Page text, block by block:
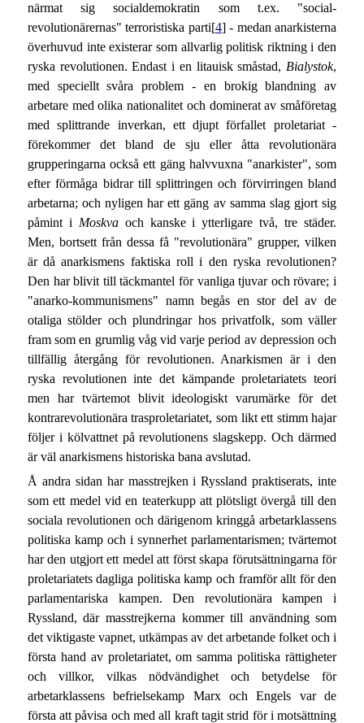
närmat sig socialdemokratin som t.ex. "social-
revolutionärernas" terroristiska parti[4] - medan anarkisterna
överhuvud inte existerar som allvarlig politisk riktning i den
ryska revolutionen. Endast i en litauisk småstad,Bialystok,
med speciellt svåra problem - en brokig blandning av
arbetare med olika nationalitet och dominerat av småföretag
med splittrande inverkan, ett djupt förfallet proletariat -
förekommer det bland de sju eller åtta revolutionära
grupperingarna också ett gäng halvvuxna "anarkister", som
efter förmåga bidrar till splittringen och förvirringen bland
arbetarna; och nyligen har ett gäng av samma slag gjort sig
påmint i Moskvaoch kanske i ytterligare två, tre städer.
Men, bortsett från dessa få "revolutionära" grupper, vilken
är då anarkismens faktiska roll i den ryska revolutionen?
Den har blivit till täckmantel för vanliga tjuvar och rövare; i
"anarko-kommunismens" namn begås en stor del av de
otaliga stölder och plundringar hos privatfolk, som väller
fram som en grumlig våg vid varje period av depression och
tillfällig återgång för revolutionen. Anarkismen är i den
ryska revolutionen inte det kämpande proletariatets teori
men har tvärtemot blivit ideologiskt varumärke för det
kontrarevolutionära trasproletariatet, som likt ett stimm hajar
följer i kölvattnet på revolutionens slagskepp. Och därmed
är väl anarkismens historiska bana avslutad.
Å andra sidan har masstrejken i Ryssland praktiserats, inte
som ett medel vid en teaterkupp att plötsligt övergå till den
sociala revolutionen och därigenom kringgå arbetarklassens
politiska kamp och i synnerhet parlamentarismen; tvärtemot
har den utgjort ett medel att först skapa förutsättningarna för
proletariatets dagliga politiska kamp och framför allt för den
parlamentariska kampen. Den revolutionära kampen i
Ryssland, där masstrejkerna kommer till användning som
det viktigaste vapnet, utkämpas av det arbetande folket och i
första hand av proletariatet, om samma politiska rättigheter
och villkor, vilkas nödvändighet och betydelse för
arbetarklassens befrielsekamp Marx och Engels var de
första att påvisa och med all kraft tagit strid för i motsättning